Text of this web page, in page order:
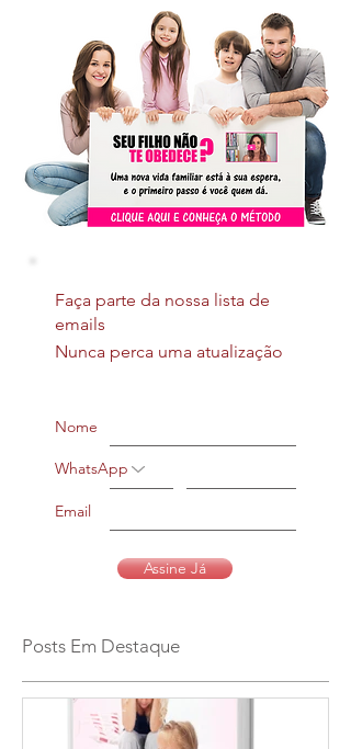
Faça parte da nossa lista de
emails
Nunca perca uma atualização
Nome
WhatsApp
Email
Assine Já
Posts Em Destaque